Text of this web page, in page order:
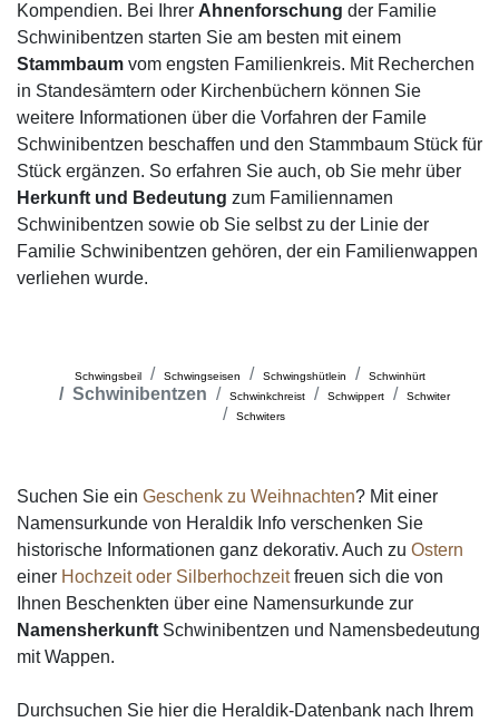
Kompendien. Bei Ihrer Ahnenforschung der Familie
Schwinibentzen starten Sie am besten mit einem
Stammbaum vom engsten Familienkreis. Mit Recherchen
in Standesämtern oder Kirchenbüchern können Sie
weitere Informationen über die Vorfahren der Famile
Schwinibentzen beschaffen und den Stammbaum Stück für
Stück ergänzen. So erfahren Sie auch, ob Sie mehr über
Herkunft und Bedeutung zum Familiennamen
Schwinibentzen sowie ob Sie selbst zu der Linie der
Familie Schwinibentzen gehören, der ein Familienwappen
verliehen wurde.
Schwingsbeil Schwingseisen Schwingshütlein Schwinhürt
Schwinibentzen Schwinkchreist Schwippert
Schwiter
Schwiters
Suchen Sie ein Geschenk zu Weihnachten? Mit einer
Namensurkunde von Heraldik Info verschenken Sie
historische Informationen ganz dekorativ. Auch zu Ostern
einer Hochzeit oder Silberhochzeitfreuen sich die von
Ihnen Beschenkten über eine Namensurkunde zur
Namensherkunft Schwinibentzen und Namensbedeutung
mit Wappen.
Durchsuchen Sie hier die Heraldik-Datenbank nach Ihrem